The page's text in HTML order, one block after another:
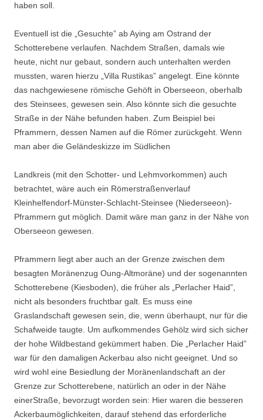
haben soll.
Eventuell ist die „Gesuchte” ab Aying am Ostrand der
Schotterebene ver­laufen. Nachdem Straßen, damals wie
heute, nicht nur gebaut, sondern auch unterhalten werden
mussten, waren hierzu „Villa Rustikas” angelegt. Eine könnte
das nachgewiesene römische Gehöft in Oberseeon, oberhalb
des Steinsees, gewesen sein. Also könnte sich die gesuchte
Straße in der Nähe befunden haben. Zum Beispiel bei
Pframmern, dessen Namen auf die Römer zurückgeht. Wenn
man aber die Geländeskizze im Südlichen
Landkreis (mit den Schotter- und Lehmvorkommen) auch
betrachtet, wäre auch ein Römerstraßenverlauf
Kleinhelfendorf-Münster-Schlacht-Steinsee (Niederseeon)-
Pframmern gut möglich. Damit wäre man ganz in der Nähe von
Oberseeon gewesen.
Pframmern liegt aber auch an der Grenze zwischen dem
besagten Morä­nenzug Oung-Altmoräne) und der sogenannten
Schotterebene (Kiesbo­den), die früher als „Perlacher Haid”,
nicht als besonders fruchtbar galt. Es muss eine
Graslandschaft gewesen sein, die, wenn überhaupt, nur für die
Schafweide taugte. Um aufkommendes Gehölz wird sich sicher
der hohe Wildbestand gekümmert haben. Die „Perlacher Haid”
war für den damali­gen Ackerbau also nicht geeignet. Und so
wird wohl eine Besiedlung der Moränenlandschaft an der
Grenze zur Schotterebene, natürlich an oder in der Nähe
einerStraße, bevorzugt worden sein: Hier waren die besseren
Ackerbaumöglichkeiten, darauf stehend das erforderliche